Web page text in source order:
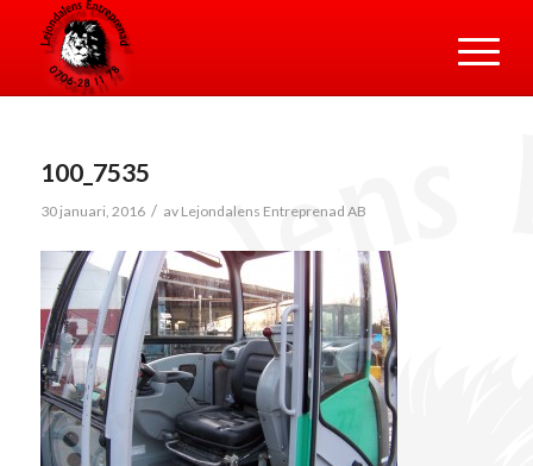
100_7535
30 januari, 2016 / av Lejondalens Entreprenad AB